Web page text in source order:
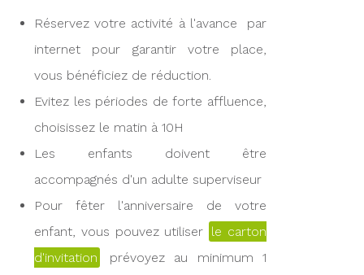
Réservez votre activité à l'avance par
internet pour garantir votre place,
vous bénéficiez de réduction.
Evitez les périodes de forte affluence,
choisissez le matin à 10H
Les enfants doivent être
accompagnés d'un adulte superviseur
Pour fêter l'anniversaire de votre
enfant, vous pouvez utiliser le carton
d'invitation
prévoyez au minimum 1